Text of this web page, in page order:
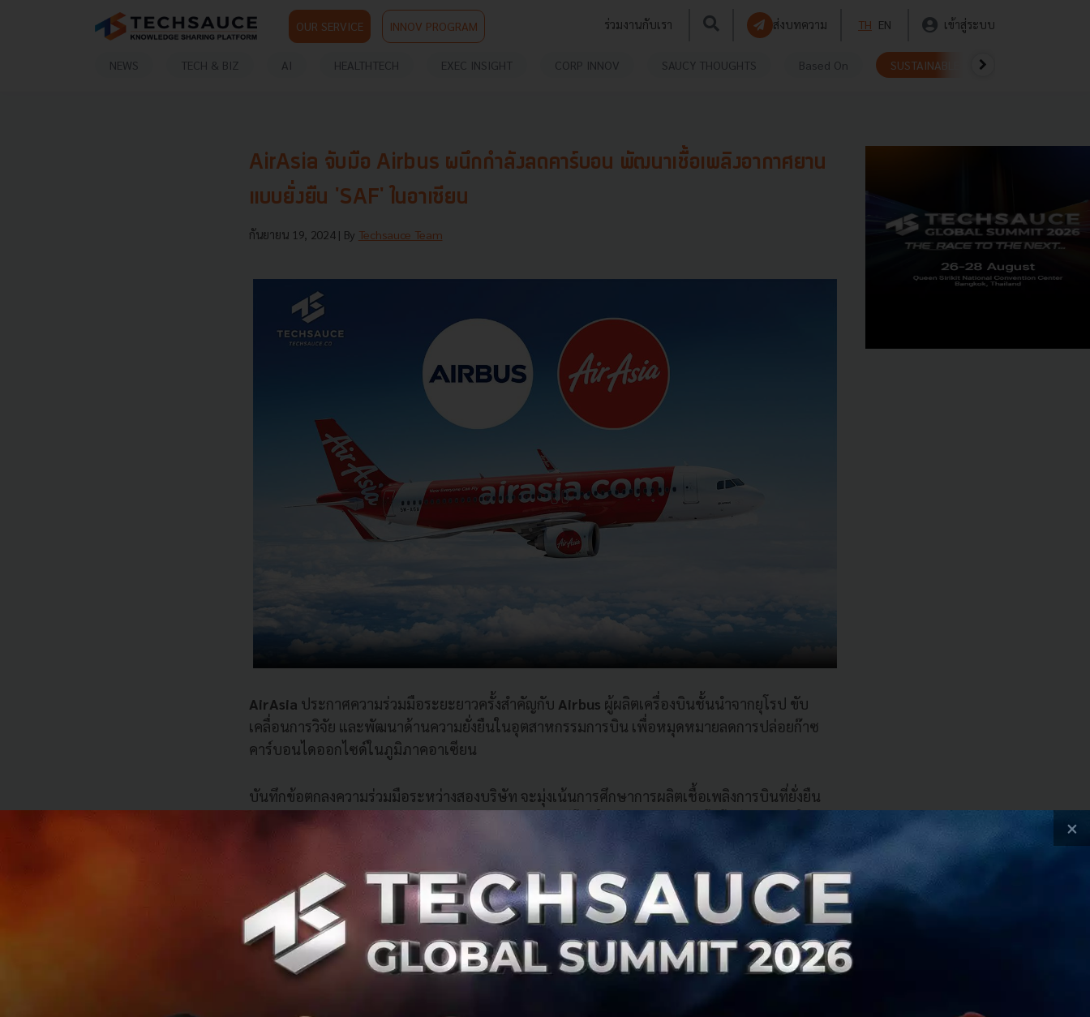
OUR SERVICE INNOV PROGRAM ร่วมงานกับเรา ส่งบทความ TH EN เข้าสู่ระบบ
NEWS TECH & BIZ AI HEALTHTECH EXEC INSIGHT CORP INNOV SAUCY THOUGHTS Based On SUSTAINABLE
AirAsia จับมือ Airbus ผนึกกำลังลดคาร์บอน พัฒนาเชื้อเพลิงอากาศยาน
แบบยั่งยืน 'SAF' ในอาเซียน
กันยายน 19, 2024 | By Techsauce Team
AirAsia ประกาศความร่วมมือระยะยาวครั้งสำคัญกับ Airbus ผู้ผลิตเครื่องบินชั้นนำจากยุโรป ขับ
เคลื่อนการวิจัย และพัฒนาด้านความยั่งยืนในอุตสาหกรรมการบิน เพื่อหมุดหมายลดการปล่อยก๊าซ
คาร์บอนไดออกไซด์ในภูมิภาคอาเซียน
บันทึกข้อตกลงความร่วมมือระหว่างสองบริษัท จะมุ่งเน้นการศึกษาการผลิตเชื้อเพลิงการบินที่ยั่งยืน
(Sustainable Aviation Fuel : SAF)
เอเชียตะวันออกเฉียงใต้ ความร่วมมือนี้จะช่วยส่งเสริมการพัฒนาเชิงพาณิชย์และขยายการผลิต SAF
นอกจากนี้ ทั้งสองฝ่ายยังจะร่วมกันศึกษาแนวทางปรับปรุงการจัดการจราจรทางอากาศ(Air Traffic
Management : ATM)
เพื่อลดการปล่อยก๊าซคาร์บอนไดออกไซด์ โดยอาศัยความเชี่ยวชาญด้านการ
บริหารจัดการเชื้อเพลิงของ AirAsia และความเป็นผู้นำด้านเทคโนโลยีการบินของ Airbus โดยจะนำ
แนวทางจากโครงการวิจัยSingle European Sky ATM Research (SESAR)ของยุโรปมาประยุกต์ใช้
×